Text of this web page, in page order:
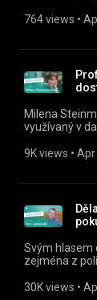
války? Poslouchejte Alex a host jako podcast v mobilní
Facebooku:
764 views •
Milena
využívaný v
odnesla
mujRozhlas
host na
» Sledujte
https://
9K views • Apr
Svým hlasem
zejména z
jedním z nich,
30K views •